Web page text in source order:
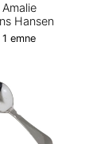
Amalie
Hansen
1 emne